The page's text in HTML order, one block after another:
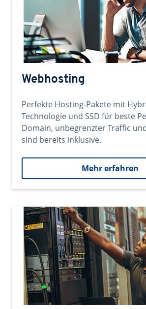
Webhosting
Perfekte Hosting-Pakete mit
Technologie und SSD für beste
Domain, unbegrenzter Traffic
sind bereits inklusive.
Mehr erfahren